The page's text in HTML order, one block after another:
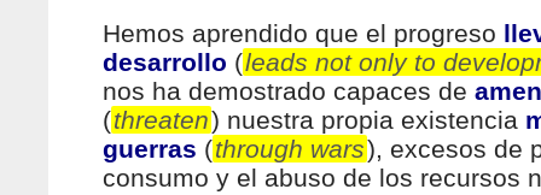
Hemos aprendido que el progreso
desarrollo (leads not only to
nos ha demostrado capaces de
(threaten) nuestra propia existencia
guerras (through wars), excesos de
consumo y el abuso de los recursos